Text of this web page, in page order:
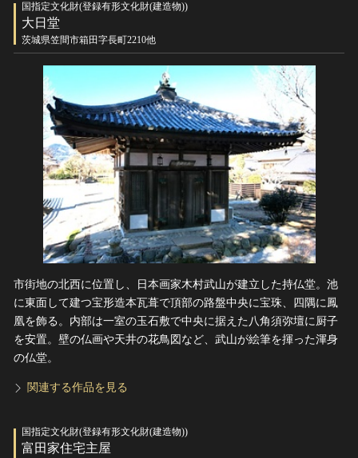
全国の美術館・博物館
世界遺産
無形文化遺産
動画で見る無形の文化財
お知らせ一覧
関連サイトリンク
サイトマップ
サイトのご意見はこちら
文化遺産データベース
国指定文化財等データベース
国指定文化財(登録有形文化財(建造物))
大日堂
茨城県笠間市箱田字長町2210他
市街地の北西に位置し、日本画家木村武山が建立した持仏堂。池
に東面して建つ宝形造本瓦葺で頂部の路盤中央に宝珠、四隅に鳳
凰を飾る。内部は一室の玉石敷で中央に据えた八角須弥壇に厨子
を安置。壁の仏画や天井の花鳥図など、武山が絵筆を揮った渾身
の仏堂。
関連する作品を見る
国指定文化財(登録有形文化財(建造物))
富田家住宅主屋